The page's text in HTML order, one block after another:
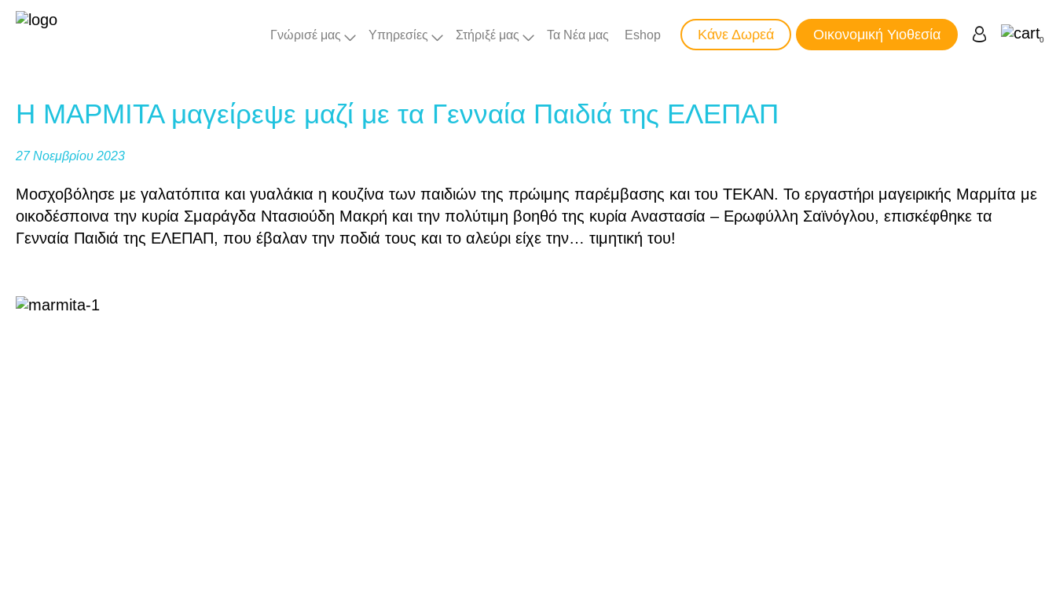
Γνώρισέ μας Υπηρεσίες Στήριξέ μας Τα Νέα μας Eshop Κάνε Δωρεά Οικονομική Υιοθεσία 0
Η ΜΑΡΜΙΤΑ μαγείρεψε μαζί με τα Γενναία Παιδιά της ΕΛΕΠΑΠ
27 Νοεμβρίου 2023
Μοσχοβόλησε με γαλατόπιτα και γυαλάκια η κουζίνα των παιδιών της πρώιμης παρέμβασης και του ΤΕΚΑΝ. Το εργαστήρι μαγειρικής Μαρμίτα με
οικοδέσποινα την κυρία Σμαράγδα Ντασιούδη Μακρή και την πολύτιμη βοηθό της κυρία Αναστασία – Ερωφύλλη Σαϊνόγλου, επισκέφθηκε τα
Γενναία Παιδιά της ΕΛΕΠΑΠ, που έβαλαν την ποδιά τους και το αλεύρι είχε την… τιμητική του!